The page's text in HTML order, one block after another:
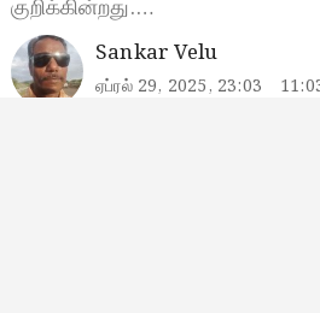
குறிக்கின்றது.…
Sankar Velu
ஏப்ரல் 29, 2025, 23:03